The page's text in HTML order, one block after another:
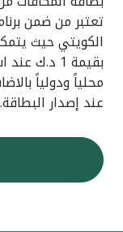
تعتبر من ضمن
بقيمة 1
عند إصدار البطاقة.